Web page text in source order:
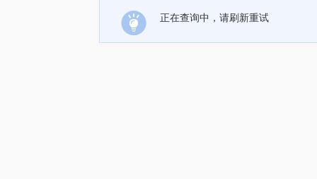
正在查询中，请刷新重试